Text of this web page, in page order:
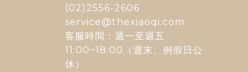
(02)2556-2606
service@thexiaoqi.com
客服時間：週一至週五
11:00~18:00（週末、例假日公
休）